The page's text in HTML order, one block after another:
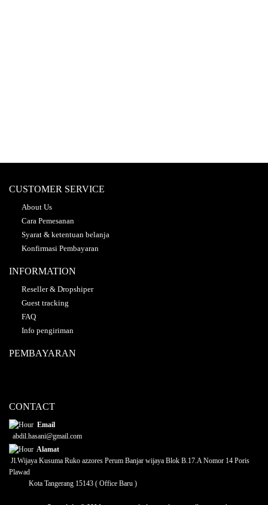
CUSTOMER SERVICE
About Us
Cara Pemesanan
Syarat & ketentuan belanja
Konfirmasi Pembayaran
INFORMATION
Reseller & Dropshiper
Guest tracking
FAQ
Info pengiriman
PEMBAYARAN
CONTACT
Email
abdil.hasani@gmail.com
Alamat
Jl.Wijaya Kusuma Ruko azzores Perum Banjar wijaya Blok B.17.A Nomor 14 Poris
Plawad
Kota Tangerang 15143 ( Office Baru )